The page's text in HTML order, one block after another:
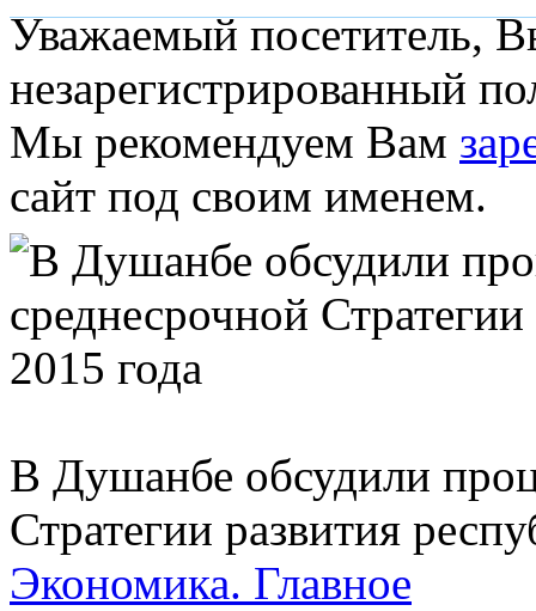
Уважаемый посетитель,
незарегистрированный
Мы рекомендуем Вам
сайт под своим именем.
В Душанбе обсудили
Стратегии развития
Экономика. Главное